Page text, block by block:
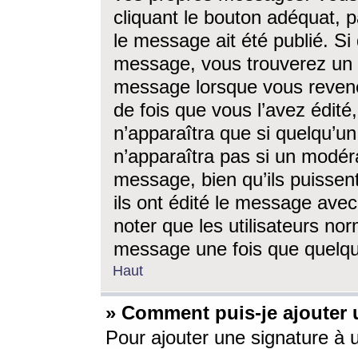
cliquant le bouton adéquat,
le message ait été publié. Si
message, vous trouverez
message lorsque vous
de fois que vous l’avez
n’apparaîtra que si
n’apparaîtra pas si un
message, bien qu’ils
ils ont édité le message
noter que les utilisateurs
message une fois que
Haut
» Comment puis-je ajouter
Pour ajouter une signature à